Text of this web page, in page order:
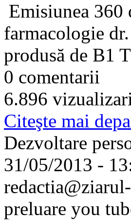
Emisiunea 360
farmacologie
produsă de B1
0 comentarii
6.896
Citeşte mai
Dezvoltare
31/05/2013 -
preluare you